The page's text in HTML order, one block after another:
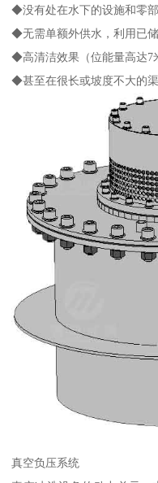
◆没有处在水下的设施和零
◆无需单额外供水，利用已
◆高清洁效果（位能量高达7
◆甚至在很长或坡度不大的
真空负压系统